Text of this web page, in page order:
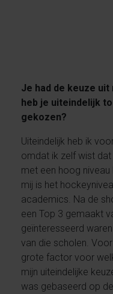
Je had de keuze
heb je uiteindelijk
gekozen?
Uiteindelijk heb ik
omdat ik zelf wist
met een hoog
mij is het
academics. Na de
een Top 3 gemaakt
geïnteresseerd
van die scholen.
grote factor voor
mijn uiteindelijke
was gebaseerd op